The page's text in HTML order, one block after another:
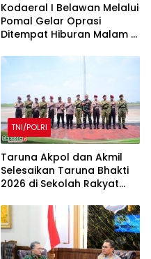
Kodaeral I Belawan Melalui
Pomal Gelar Oprasi
Ditempat Hiburan Malam Di
Binjai
TNI/POLRI
Taruna Akpol dan Akmil
Selesaikan Taruna Bhakti
2026 di Sekolah Rakyat
Berlangsung Aman dan
Lancar